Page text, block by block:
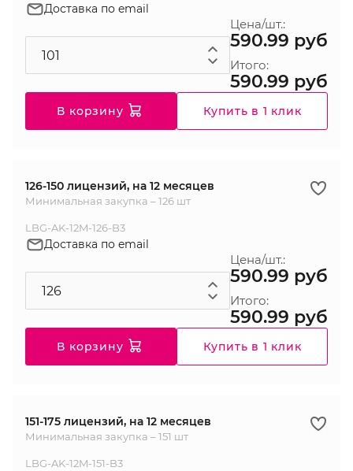
Доставка по email
Цена/шт.:
590.99 руб
Итого:
590.99 руб
В корзину Купить в 1 клик
126-150 лицензий, на 12 месяцев
Минимальная закупка – 126 шт
LBG-AK-12M-126-B3
Доставка по email
Цена/шт.:
590.99 руб
Итого:
590.99 руб
В корзину Купить в 1 клик
151-175 лицензий, на 12 месяцев
Минимальная закупка – 151 шт
LBG-AK-12M-151-B3